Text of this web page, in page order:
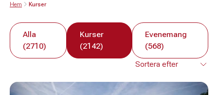
Hem Kurser
Alla
(2710)
Kurser
(2142)
Evenemang
(568)